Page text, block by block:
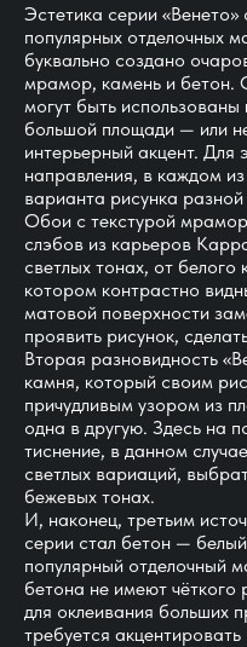
Эстетика серии
популярных отделочных
буквально создано
мрамор, камень и бетон.
могут быть
большой площади — или
интерьерный акцент. Для
направления, в каждом
варианта рисунка
Обои с текстурой
слэбов из карьеров
светлых тонах, от
котором контрастно
матовой поверхности
проявить рисунок,
Вторая разновидность
камня, который своим
причудливым узором из
одна в другую. Здесь на
тиснение, в данном
светлых вариаций,
бежевых тонах.
И, наконец, третьим
серии стал бетон —
популярный отделочный
бетона не имеют чёткого
для оклеивания больших
требуется